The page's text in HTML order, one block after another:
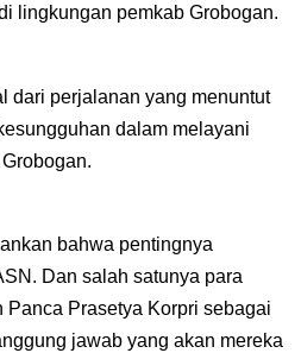
lingkungan pemkab Grobogan.
dari perjalanan yang menuntut
dalam melayani
bahwa pentingnya
Dan salah satunya para
Prasetya Korpri sebagai
jawab yang akan mereka